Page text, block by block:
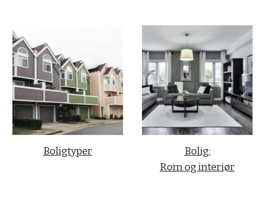
Boligtyper
Bolig:
Rom og interiør